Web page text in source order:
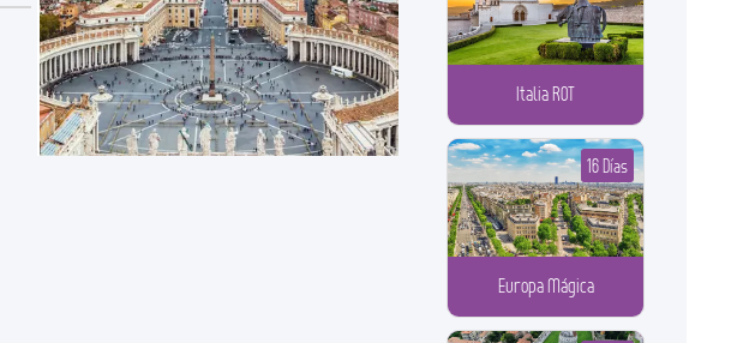
Italia ROT
Europa Mágica
16 Días